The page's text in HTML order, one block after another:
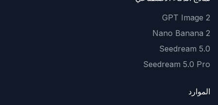
GPT Image 2
Nano Banana 2
Seedream 5.0
Seedream 5.0 Pro
الموارد